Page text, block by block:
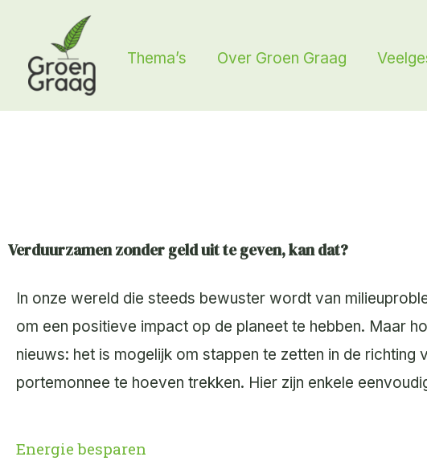
inhoud
Thema’s Over Groen Graag
Verduurzamen zonder geld uit te geven, kan dat?
In onze wereld die steeds bewuster wordt van
om een positieve impact op de planeet te hebben. Maar
nieuws: het is mogelijk om stappen te zetten in de
portemonnee te hoeven trekken. Hier zijn enkele
Energie besparen